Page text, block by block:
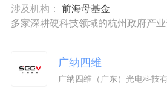
涉及机构： 前海母基金
多家深耕硬科技领域的杭州政府产
广纳四维
广纳四维（广东）光电科技